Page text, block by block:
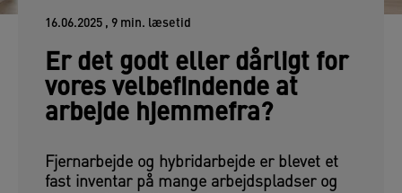
16.06.2025 , 9 min. læsetid
Er det godt eller dårligt for
vores velbefindende at
arbejde hjemmefra?
Fjernarbejde og hybridarbejde er blevet et
fast inventar på mange arbejdspladser og